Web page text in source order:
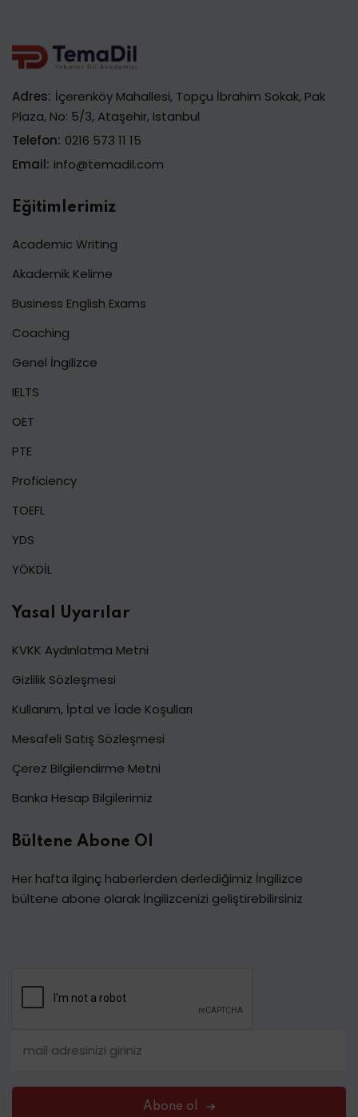
Adres: İçerenköy Mahallesi, Topçu İbrahim Sokak, Pak
Plaza, No: 5/3, Ataşehir, Istanbul
Telefon: 0216 573 11 15
Email: info@temadil.com
Eğitimlerimiz
Academic Writing
Akademik Kelime
Business English Exams
Coaching
Genel İngilizce
IELTS
OET
PTE
Proficiency
TOEFL
YDS
YÖKDİL
Yasal Uyarılar
KVKK Aydınlatma Metni
Gizlilik Sözleşmesi
Kullanım, İptal ve İade Koşulları
Mesafeli Satış Sözleşmesi
Çerez Bilgilendirme Metni
Banka Hesap Bilgilerimiz
Bültene Abone Ol
Her hafta ilginç haberlerden derlediğimiz İngilizce
bültene abone olarak İngilizcenizi geliştirebilirsiniz
Abone ol